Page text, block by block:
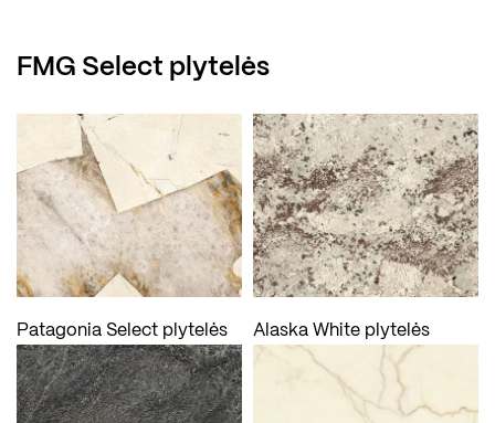
FMG Select plytelės
Patagonia Select plytelės Alaska White plytelės